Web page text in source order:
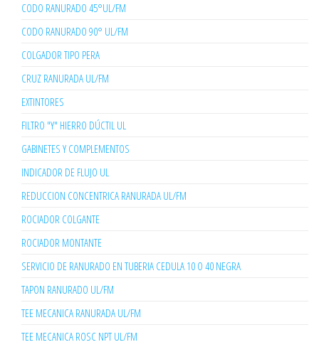
CODO RANURADO 45°UL/FM
CODO RANURADO 90° UL/FM
COLGADOR TIPO PERA
CRUZ RANURADA UL/FM
EXTINTORES
FILTRO "Y" HIERRO DÚCTIL UL
GABINETES Y COMPLEMENTOS
INDICADOR DE FLUJO UL
REDUCCION CONCENTRICA RANURADA UL/FM
ROCIADOR COLGANTE
ROCIADOR MONTANTE
SERVICIO DE RANURADO EN TUBERIA CEDULA 10 O 40 NEGRA
TAPON RANURADO UL/FM
TEE MECANICA RANURADA UL/FM
TEE MECANICA ROSC NPT UL/FM